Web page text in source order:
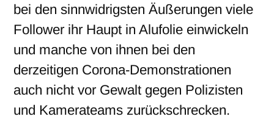
bei den sinnwidrigsten Äußerungen viele
Follower ihr Haupt in Alufolie einwickeln
und manche von ihnen bei den
derzeitigen Corona-Demonstrationen
auch nicht vor Gewalt gegen Polizisten
und Kamerateams zurückschrecken.